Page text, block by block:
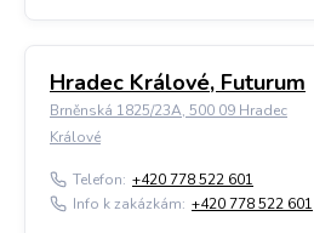
Hradec Králové, Futurum
Brněnská 1825/23A, 500 09 Hradec
Králové
Telefon: +420 778 522 601
Info k zakázkám: +420 778 522 601